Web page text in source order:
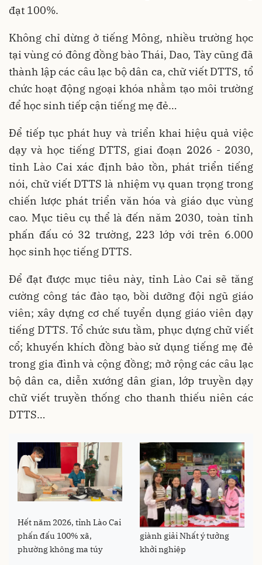
đạt 100%.
Không chỉ dừng ở tiếng Mông, nhiều trường học
tại vùng có đông đồng bào Thái, Dao, Tày cũng đã
thành lập các câu lạc bộ dân ca, chữ viết DTTS, tổ
chức hoạt động ngoại khóa nhằm tạo môi trường
để học sinh tiếp cận tiếng mẹ đẻ…
Để tiếp tục phát huy và triển khai hiệu quả việc
dạy và học tiếng DTTS, giai đoạn 2026 - 2030,
tỉnh Lào Cai xác định bảo tồn, phát triển tiếng
nói, chữ viết DTTS là nhiệm vụ quan trọng trong
chiến lược phát triển văn hóa và giáo dục vùng
cao. Mục tiêu cụ thể là đến năm 2030, toàn tỉnh
phấn đấu có 32 trường, 223 lớp với trên 6.000
học sinh học tiếng DTTS.
Để đạt được mục tiêu này, tỉnh Lào Cai sẽ tăng
cường công tác đào tạo, bồi dưỡng đội ngũ giáo
viên; xây dựng cơ chế tuyển dụng giáo viên dạy
tiếng DTTS. Tổ chức sưu tầm, phục dựng chữ viết
cổ; khuyến khích đồng bào sử dụng tiếng mẹ đẻ
trong gia đình và cộng đồng; mở rộng các câu lạc
bộ dân ca, diễn xướng dân gian, lớp truyền dạy
chữ viết truyền thống cho thanh thiếu niên các
DTTS…
Hết năm 2026, tỉnh Lào Cai
phấn đấu 100% xã,
phường không ma túy
Sinh viên vùng cao Lào Cai
giành giải Nhất ý tưởng
khởi nghiệp